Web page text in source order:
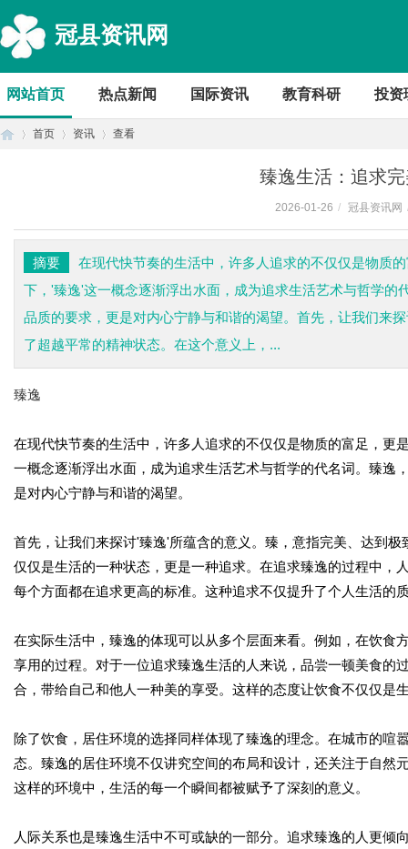
冠县资讯网
网站首页 热点新闻 国际资讯 教育科研 投资
首页 资讯 查看
臻逸生活：追求
2026-01-26 / 冠县资讯网
摘要
在现代快节奏的生活中，许多人追求的不仅仅是物质
下，'臻逸'这一概念逐渐浮出水面，成为追求生活艺术与哲学
品质的要求，更是对内心宁静与和谐的渴望。首先，让我们来
了超越平常的精神状态。在这个意义上，...
臻逸
在现代快节奏的生活中，许多人追求的不仅仅是物质的富足，更
一概念逐渐浮出水面，成为追求生活艺术与哲学的代名词。臻逸
是对内心宁静与和谐的渴望。
首先，让我们来探讨'臻逸'所蕴含的意义。臻，意指完美、达到
仅仅是生活的一种状态，更是一种追求。在追求臻逸的过程中，
每个方面都在追求更高的标准。这种追求不仅提升了个人生活的
在实际生活中，臻逸的体现可以从多个层面来看。例如，在饮食
享用的过程。对于一位追求臻逸生活的人来说，品尝一顿美食的
合，带给自己和他人一种美的享受。这样的态度让饮食不仅仅是
除了饮食，居住环境的选择同样体现了臻逸的理念。在城市的
态。臻逸的居住环境不仅讲究空间的布局和设计，还关注于自
这样的环境中，生活的每一个瞬间都被赋予了深刻的意义。
人际关系也是臻逸生活中不可或缺的一部分。追求臻逸的人更